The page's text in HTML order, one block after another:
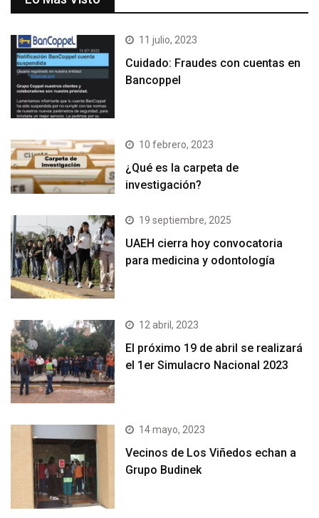
11 julio, 2023
Cuidado: Fraudes con cuentas en
Bancoppel
10 febrero, 2023
¿Qué es la carpeta de
investigación?
19 septiembre, 2025
UAEH cierra hoy convocatoria
para medicina y odontología
12 abril, 2023
El próximo 19 de abril se realizará
el 1er Simulacro Nacional 2023
14 mayo, 2023
Vecinos de Los Viñedos echan a
Grupo Budinek